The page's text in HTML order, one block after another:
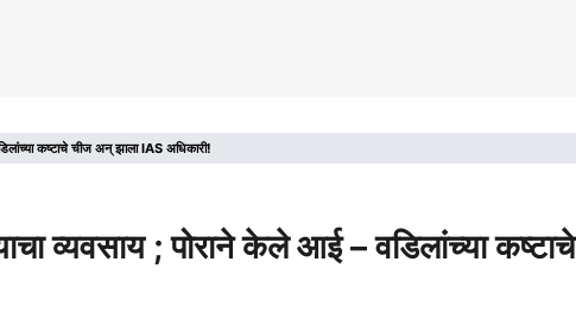
कष्टाचे चीज अन् झाला IAS अधिकारी!
व्यवसाय ; पोराने केले आई – वडिलांच्या कष्टाचे